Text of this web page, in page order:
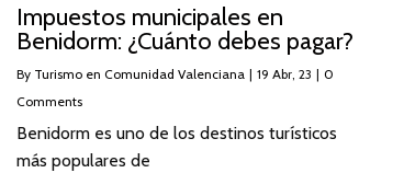
Impuestos municipales en
Benidorm: ¿Cuánto debes pagar?
By Turismo en Comunidad Valenciana | 19 Abr, 23 | 0
Comments
Benidorm es uno de los destinos turísticos
más populares de